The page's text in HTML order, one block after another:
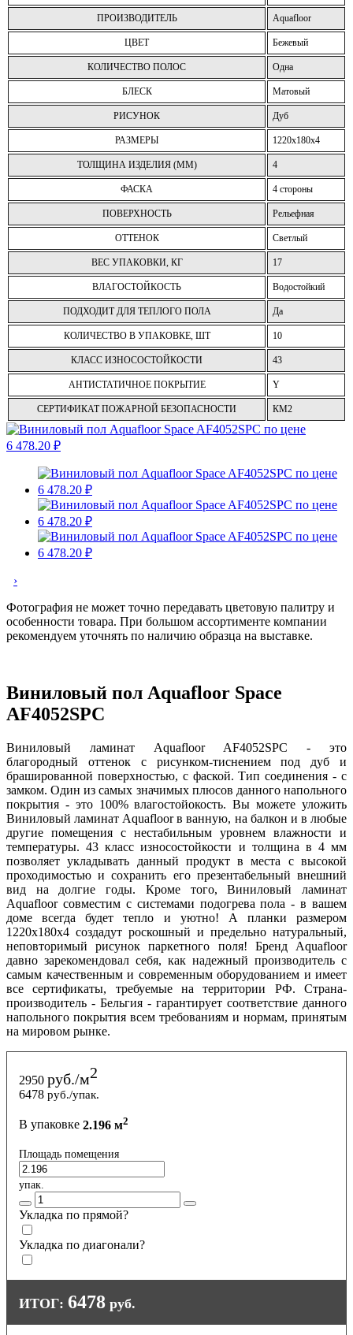
ПРОИЗВОДИТЕЛЬ Aquafloor
ЦВЕТ Бежевый
КОЛИЧЕСТВО ПОЛОС Одна
БЛЕСК Матовый
РИСУНОК Дуб
РАЗМЕРЫ 1220x180x4
ТОЛЩИНА ИЗДЕЛИЯ (ММ) 4
ФАСКА 4 стороны
ПОВЕРХНОСТЬ Рельефная
ОТТЕНОК Светлый
ВЕС УПАКОВКИ, КГ 17
ВЛАГОСТОЙКОСТЬ Водостойкий
ПОДХОДИТ ДЛЯ ТЕПЛОГО ПОЛА Да
КОЛИЧЕСТВО В УПАКОВКЕ, ШТ 10
КЛАСС ИЗНОСОСТОЙКОСТИ 43
АНТИСТАТИЧНОЕ ПОКРЫТИЕ Y
СЕРТИФИКАТ ПОЖАРНОЙ БЕЗОПАСНОСТИ КМ2
›
Фотография не может точно передавать цветовую палитру и
особенности товара. При большом ассортименте компании
рекомендуем уточнять по наличию образца на выставке.
Виниловый пол Aquafloor Space
AF4052SPC
Виниловый ламинат Aquafloor AF4052SPC - это
благородный оттенок с рисунком-тиснением под дуб и
брашированной поверхностью, с фаской. Тип соединения - с
замком. Один из самых значимых плюсов данного напольного
покрытия - это 100% влагостойокость. Вы можете уложить
Виниловый ламинат Aquafloor в ванную, на балкон и в любые
другие помещения с нестабильным уровнем влажности и
температуры. 43 класс износостойкости и толщина в 4 мм
позволяет укладывать данный продукт в места с высокой
проходимостью и сохранить его презентабельный внешний
вид на долгие годы. Кроме того, Виниловый ламинат
Aquafloor совместим с системами подогрева пола - в вашем
доме всегда будет тепло и уютно! А планки размером
1220x180x4 создадут роскошный и предельно натуральный,
неповторимый рисунок паркетного поля! Бренд Aquafloor
давно зарекомендовал себя, как надежный производитель с
самым качественным и современным оборудованием и имеет
все сертификаты, требуемые на территории РФ. Страна-
производитель - Бельгия - гарантирует соответствие данного
напольного покрытия всем требованиям и нормам, принятым
на мировом рынке.
2950 руб./м2
6478 руб./упак.
В упаковке 2.196 м2
Площадь помещения
упак.
Укладка по прямой?
Укладка по диагонали?
ИТОГ: 6478 руб.